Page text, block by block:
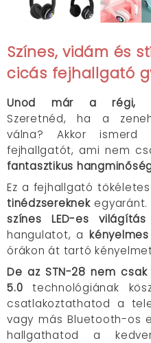
Színes, vidám és
cicás fejhallgató
Unod már a régi,
Szeretnéd, ha a
válna? Akkor
fejhallgatót, ami nem
fantasztikus
Ez a fejhallgató
tinédzsereknekegyaránt.
színes LED-es világítás
hangulatot, a
órákon át tartó
De az STN-28 nem csak
5.0 technológiának
csatlakoztathatod a
vagy más Bluetooth-os
hallgathatod a